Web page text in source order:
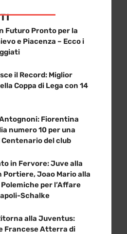
Futuro Pronto per la
e Piacenza – Ecco i
il Record: Miglior
Coppa di Lega con 14
Fiorentina
numero 10 per una
del club
in Fervore: Juve alla
Portiere, Joao Mario alla
per l’Affare
Schalke
alla Juventus:
Francese Atterra di